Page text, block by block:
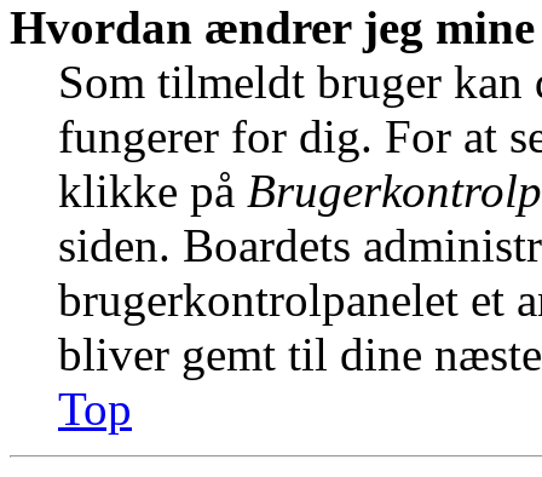
Hvordan ændrer jeg
Som tilmeldt bruger kan
fungerer for dig. For at
klikke på
siden. Boardets
brugerkontrolpanelet et
bliver gemt til dine
Top